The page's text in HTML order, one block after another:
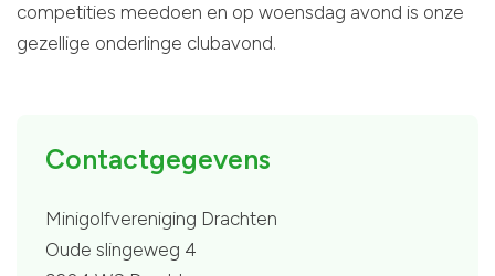
competities meedoen en op woensdag avond is onze
gezellige onderlinge clubavond.
Contactgegevens
Minigolfvereniging Drachten
Oude slingeweg 4